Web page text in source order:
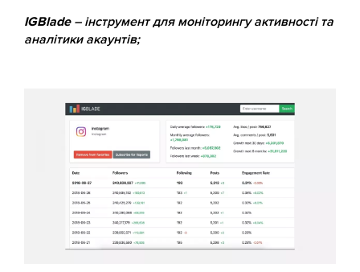
IGBlade– інструмент для моніторингу активності та
аналітики акаунтів;